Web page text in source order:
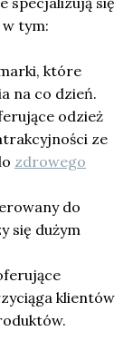
tym:
które
na co dzień.
odzież
ze
zdrowego
do
się dużym
klientów